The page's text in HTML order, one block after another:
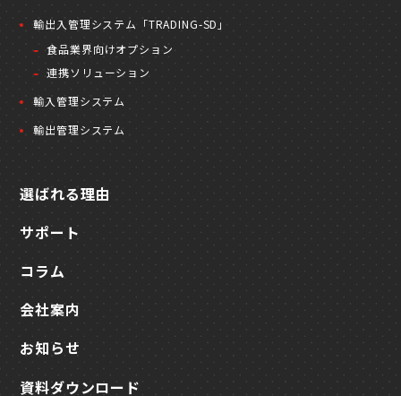
輸出入管理システム「TRADING-SD」
食品業界向けオプション
連携ソリューション
輸入管理システム
輸出管理システム
選ばれる理由
サポート
コラム
会社案内
お知らせ
資料ダウンロード